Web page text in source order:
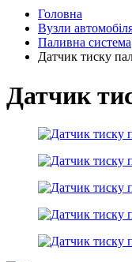
Головна
Вузли
Паливна система
Датчик тиску
Датчик